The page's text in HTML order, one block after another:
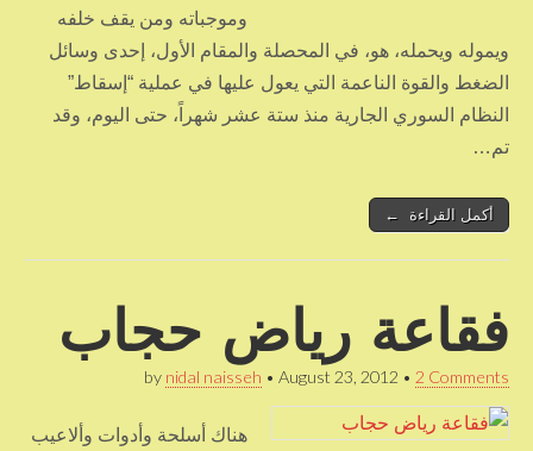
وموجباته ومن يقف خلفه
ويموله ويحمله، هو، في المحصلة والمقام الأول، إحدى وسائل
الضغط والقوة الناعمة التي يعول عليها في عملية “إسقاط”
النظام السوري الجارية منذ ستة عشر شهراً، حتى اليوم، وقد
تم…
أكمل القراءة ←
فقاعة رياض حجاب
by nidal naisseh • August 23, 2012 • 2 Comments
هناك أسلحة وأدوات وألاعيب